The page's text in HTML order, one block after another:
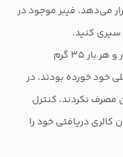
می‌دهد. فیبر موجود در
کنید.
در یکی از پژوهش‌ها، افرادی که روزی دو بار و هر بار ۳۵ گرم
خود خورده بودند، در
مصرف نکردند، کنترل
کالری دریافتی خود را